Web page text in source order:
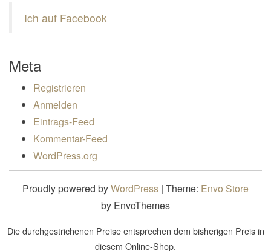
Ich auf Facebook
Meta
Registrieren
Anmelden
Eintrags-Feed
Kommentar-Feed
WordPress.org
Proudly powered byWordPress | Theme: Envo Store
by EnvoThemes
Die durchgestrichenen Preise entsprechen dem bisherigen Preis in
diesem Online-Shop.